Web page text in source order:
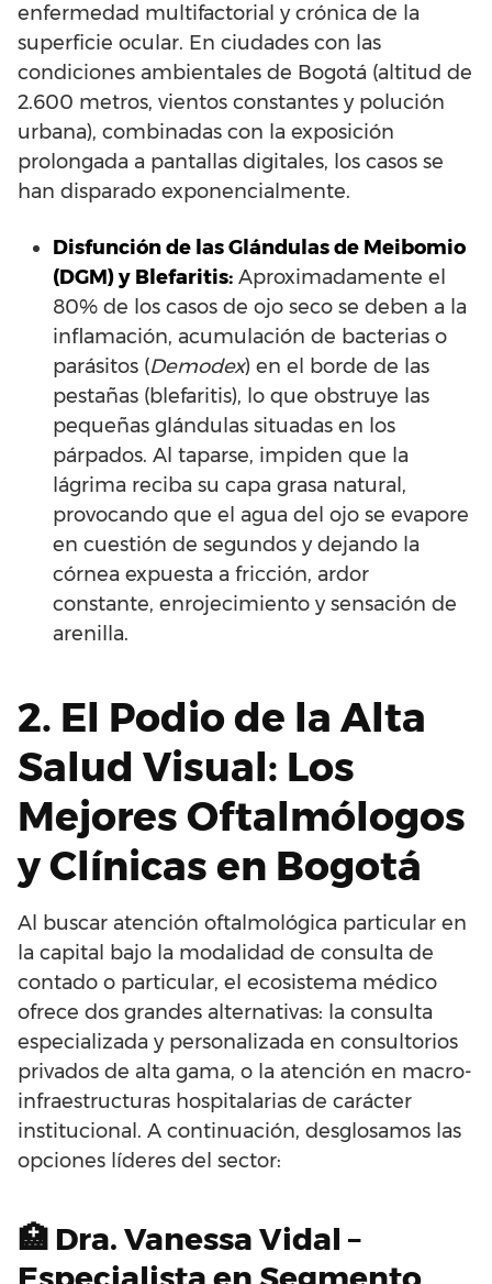
enfermedad multifactorial y crónica de la
superficie ocular. En ciudades con las
condiciones ambientales de Bogotá (altitud de
2.600 metros, vientos constantes y polución
urbana), combinadas con la exposición
prolongada a pantallas digitales, los casos se
han disparado exponencialmente.
Disfunción de las Glándulas de Meibomio
(DGM) y Blefaritis: Aproximadamente el
80% de los casos de ojo seco se deben a la
inflamación, acumulación de bacterias o
parásitos (Demodex) en el borde de las
pestañas (blefaritis), lo que obstruye las
pequeñas glándulas situadas en los
párpados. Al taparse, impiden que la
lágrima reciba su capa grasa natural,
provocando que el agua del ojo se evapore
en cuestión de segundos y dejando la
córnea expuesta a fricción, ardor
constante, enrojecimiento y sensación de
arenilla.
2. El Podio de la Alta
Salud Visual: Los
Mejores Oftalmólogos
y Clínicas en Bogotá
Al buscar atención oftalmológica particular en
la capital bajo la modalidad de consulta de
contado o particular, el ecosistema médico
ofrece dos grandes alternativas: la consulta
especializada y personalizada en consultorios
privados de alta gama, o la atención en macro-
infraestructuras hospitalarias de carácter
institucional. A continuación, desglosamos las
opciones líderes del sector:
🏥 Dra. Vanessa Vidal –